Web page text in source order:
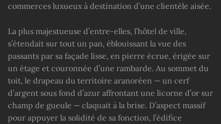
commerces luxueux à destination d’une clientèle aisée.
La plus majestueuse d’entre-elles, l’hôtel de ville,
s’étendait sur tout un pan, éblouissant la vue des
passants par sa façade lisse, en pierre écrue, érigée sur
un étage et couronnée d’une rambarde. Au sommet du
toit, le drapeau du territoire aranoréen — un cerf
d’argent sous fond d’azur affrontant une licorne d’or sur
champ de gueule — claquait à la brise. D’aspect massif
pour appuyer la solidité de sa fonction, l’édifice